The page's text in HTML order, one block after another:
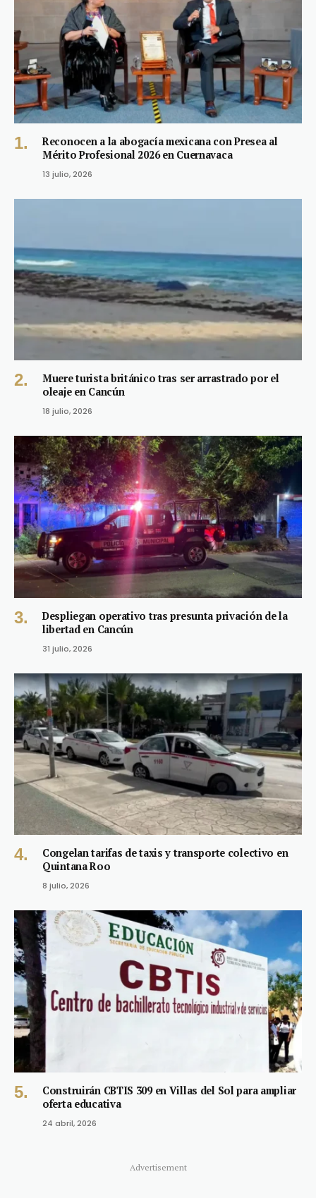
Reconocen a la abogacía mexicana con Presea al
Mérito Profesional 2026 en Cuernavaca
13 julio, 2026
Muere turista británico tras ser arrastrado por el
oleaje en Cancún
18 julio, 2026
Despliegan operativo tras presunta privación de la
libertad en Cancún
31 julio, 2026
Congelan tarifas de taxis y transporte colectivo en
Quintana Roo
8 julio, 2026
Construirán CBTIS 309 en Villas del Sol para ampliar
oferta educativa
24 abril, 2026
Advertisement